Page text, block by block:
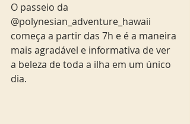
O passeio da
@polynesian_adventure_hawaii
começa a partir das 7h e é a maneira
mais agradável e informativa de ver
a beleza de toda a ilha em um único
dia.